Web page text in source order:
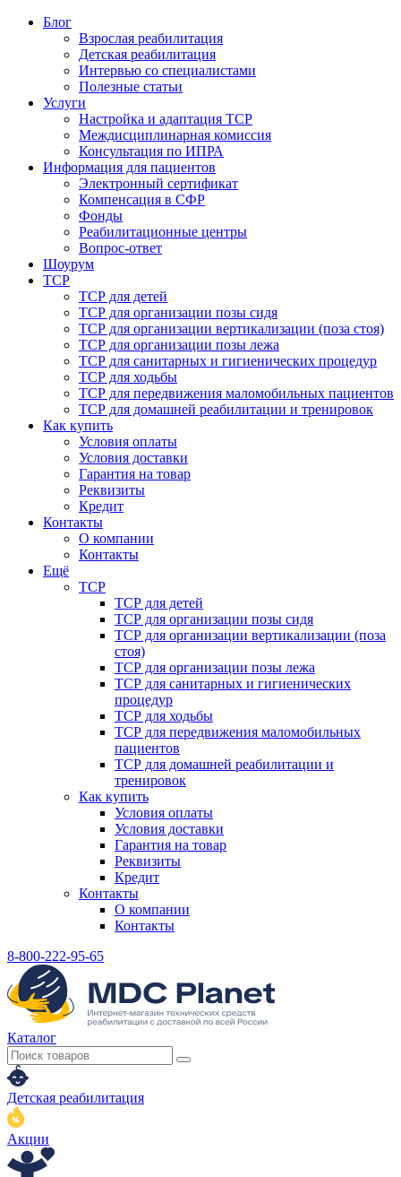
Блог
Взрослая реабилитация
Детская реабилитация
Интервью со специалистами
Полезные статьи
Услуги
Настройка и адаптация ТСР
Междисциплинарная комиссия
Консультация по ИПРА
Информация для пациентов
Электронный сертификат
Компенсация в СФР
Фонды
Реабилитационные центры
Вопрос-ответ
Шоурум
ТСР
ТСР для детей
ТСР для организации позы сидя
ТСР для организации вертикализации (поза стоя)
ТСР для организации позы лежа
ТСР для санитарных и гигиенических процедур
ТСР для ходьбы
ТСР для передвижения маломобильных пациентов
ТСР для домашней реабилитации и тренировок
Как купить
Условия оплаты
Условия доставки
Гарантия на товар
Реквизиты
Кредит
Контакты
О компании
Контакты
Ещё
ТСР
ТСР для детей
ТСР для организации позы сидя
ТСР для организации вертикализации (поза
стоя)
ТСР для организации позы лежа
ТСР для санитарных и гигиенических
процедур
ТСР для ходьбы
ТСР для передвижения маломобильных
пациентов
ТСР для домашней реабилитации и
тренировок
Как купить
Условия оплаты
Условия доставки
Гарантия на товар
Реквизиты
Кредит
Контакты
О компании
Контакты
8-800-222-95-65
Каталог
Детская реабилитация
Акции